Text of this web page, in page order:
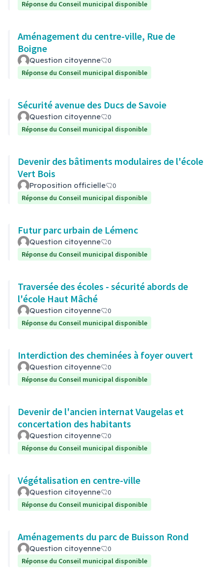
Réponse du Conseil municipal disponible
Aménagement du centre-ville, Rue de
Boigne
Question citoyenne
0
Réponse du Conseil municipal disponible
Sécurité avenue des Ducs de Savoie
Question citoyenne
0
Réponse du Conseil municipal disponible
Devenir des bâtiments modulaires de l'école
Vert Bois
Proposition officielle
0
Réponse du Conseil municipal disponible
Futur parc urbain de Lémenc
Question citoyenne
0
Réponse du Conseil municipal disponible
Traversée des écoles - sécurité abords de
l'école Haut Mâché
Question citoyenne
0
Réponse du Conseil municipal disponible
Interdiction des cheminées à foyer ouvert
Question citoyenne
0
Réponse du Conseil municipal disponible
Devenir de l'ancien internat Vaugelas et
concertation des habitants
Question citoyenne
0
Réponse du Conseil municipal disponible
Végétalisation en centre-ville
Question citoyenne
0
Réponse du Conseil municipal disponible
Aménagements du parc de Buisson Rond
Question citoyenne
0
Réponse du Conseil municipal disponible